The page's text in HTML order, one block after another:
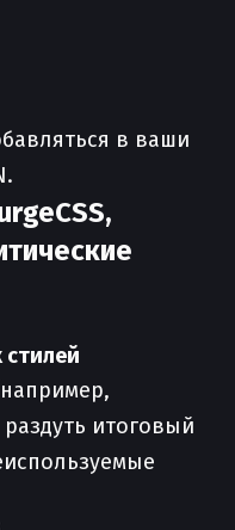
в ваши
стилей
итоговый